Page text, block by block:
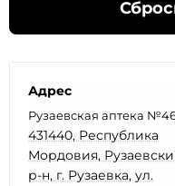
Адрес
Рузаевская аптека
431440, Республика
Мордовия,
р-н, г. Рузаевка, ул.